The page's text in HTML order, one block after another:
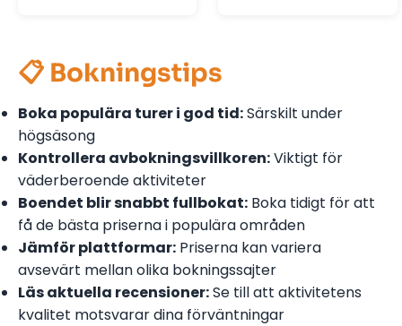
📋 Bokningstips
Boka populära turer i god tid:Särskilt under
högsäsong
Kontrollera avbokningsvillkoren:Viktigt för
väderberoende aktiviteter
Boendet blir snabbt fullbokat: Boka tidigt för att
få de bästa priserna i populära områden
Jämför plattformar: Priserna kan variera
avsevärt mellan olika bokningssajter
Läs aktuella recensioner:Se till att aktivitetens
kvalitet motsvarar dina förväntningar